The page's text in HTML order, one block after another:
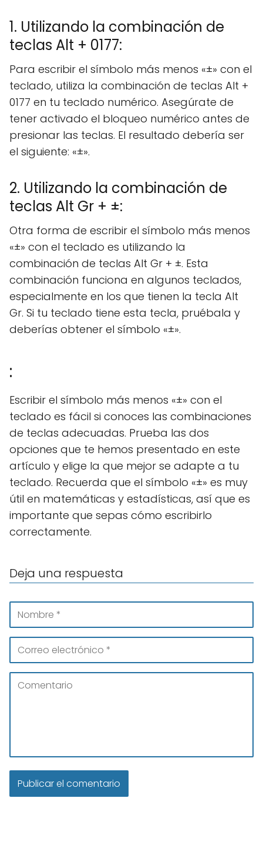
1. Utilizando la combinación de
teclas Alt + 0177:
Para escribir el símbolo más menos «±» con el
teclado, utiliza la combinación de teclas Alt +
0177 en tu teclado numérico. Asegúrate de
tener activado el bloqueo numérico antes de
presionar las teclas. El resultado debería ser
el siguiente: «±».
2. Utilizando la combinación de
teclas Alt Gr + ±:
Otra forma de escribir el símbolo más menos
«±» con el teclado es utilizando la
combinación de teclas Alt Gr + ±. Esta
combinación funciona en algunos teclados,
especialmente en los que tienen la tecla Alt
Gr. Si tu teclado tiene esta tecla, pruébala y
deberías obtener el símbolo «±».
:
Escribir el símbolo más menos «±» con el
teclado es fácil si conoces las combinaciones
de teclas adecuadas. Prueba las dos
opciones que te hemos presentado en este
artículo y elige la que mejor se adapte a tu
teclado. Recuerda que el símbolo «±» es muy
útil en matemáticas y estadísticas, así que es
importante que sepas cómo escribirlo
correctamente.
Deja una respuesta